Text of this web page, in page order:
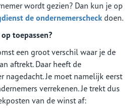
wordt gezien? Dan kun je op
de ondernemerscheck doen.
toepassen?
een groot verschil waar je de
aftrekt. Daar heeft de
nagedacht. Je moet namelijk eerst
verrekenen. Je trekt dus
van de winst af: